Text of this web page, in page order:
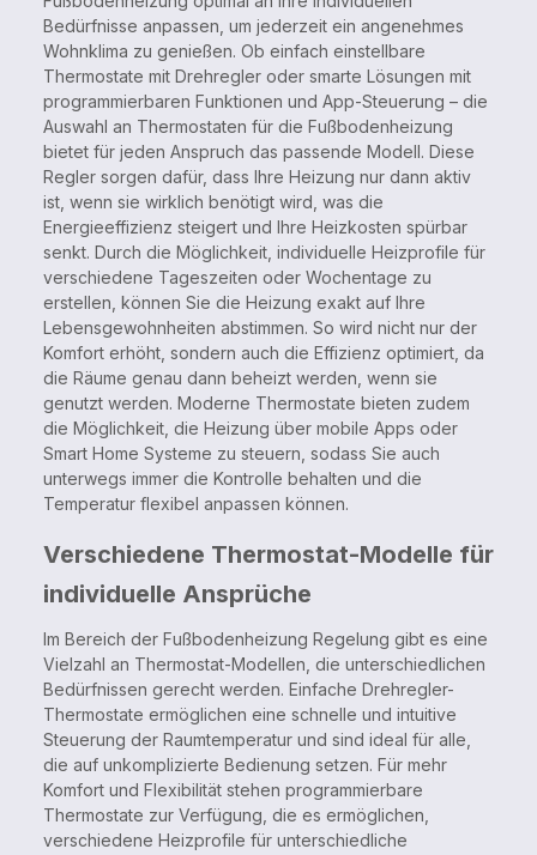
Bedürfnisse anpassen, um jederzeit ein angenehmes
Wohnklima zu genießen. Ob einfach einstellbare
Thermostate mit Drehregler oder smarte Lösungen mit
programmierbaren Funktionen und App-Steuerung – die
Auswahl an Thermostaten für die Fußbodenheizung
bietet für jeden Anspruch das passende Modell. Diese
Regler sorgen dafür, dass Ihre Heizung nur dann aktiv
ist, wenn sie wirklich benötigt wird, was die
Energieeffizienz steigert und Ihre Heizkosten spürbar
senkt. Durch die Möglichkeit, individuelle Heizprofile für
verschiedene Tageszeiten oder Wochentage zu
erstellen, können Sie die Heizung exakt auf Ihre
Lebensgewohnheiten abstimmen. So wird nicht nur der
Komfort erhöht, sondern auch die Effizienz optimiert, da
die Räume genau dann beheizt werden, wenn sie
genutzt werden. Moderne Thermostate bieten zudem
die Möglichkeit, die Heizung über mobile Apps oder
Smart Home Systeme zu steuern, sodass Sie auch
unterwegs immer die Kontrolle behalten und die
Temperatur flexibel anpassen können.
Verschiedene Thermostat-Modelle für
individuelle Ansprüche
Im Bereich der Fußbodenheizung Regelung gibt es eine
Vielzahl an Thermostat-Modellen, die unterschiedlichen
Bedürfnissen gerecht werden. Einfache Drehregler-
Thermostate ermöglichen eine schnelle und intuitive
Steuerung der Raumtemperatur und sind ideal für alle,
die auf unkomplizierte Bedienung setzen. Für mehr
Komfort und Flexibilität stehen programmierbare
Thermostate zur Verfügung, die es ermöglichen,
verschiedene Heizprofile für unterschiedliche